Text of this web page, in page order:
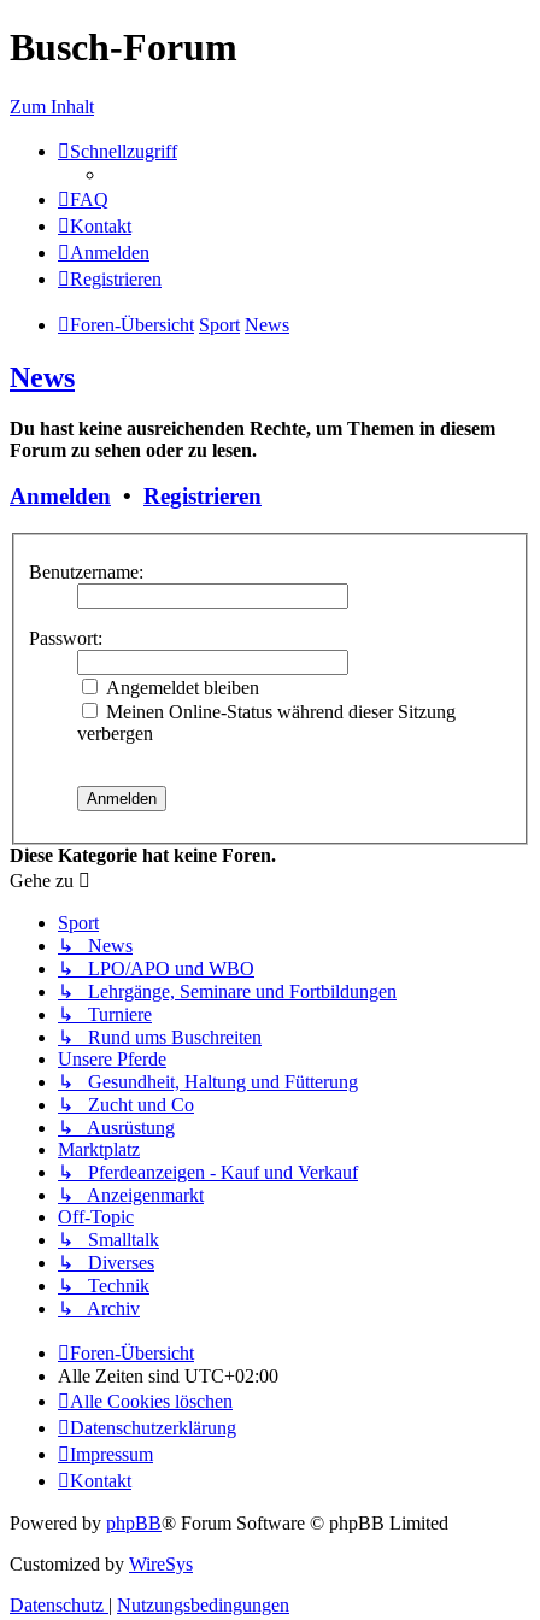
Busch-Forum
Zum Inhalt
Schnellzugriff
FAQ
Kontakt
Anmelden
Registrieren
Foren-Übersicht Sport News
News
Du hast keine ausreichenden Rechte, um Themen in diesem
Forum zu sehen oder zu lesen.
Anmelden • Registrieren
Benutzername:
Passwort:
Angemeldet bleiben
Meinen Online-Status während dieser Sitzung
verbergen
Diese Kategorie hat keine Foren.
Gehe zu
Sport
↳ News
↳ LPO/APO und WBO
↳ Lehrgänge, Seminare und Fortbildungen
↳ Turniere
↳ Rund ums Buschreiten
Unsere Pferde
↳ Gesundheit, Haltung und Fütterung
↳ Zucht und Co
↳ Ausrüstung
Marktplatz
↳ Pferdeanzeigen - Kauf und Verkauf
↳ Anzeigenmarkt
Off-Topic
↳ Smalltalk
↳ Diverses
↳ Technik
↳ Archiv
Foren-Übersicht
Alle Zeiten sind UTC+02:00
Alle Cookies löschen
Datenschutzerklärung
Impressum
Kontakt
Powered by phpBB® Forum Software © phpBB Limited
Customized by WireSys
Datenschutz | Nutzungsbedingungen